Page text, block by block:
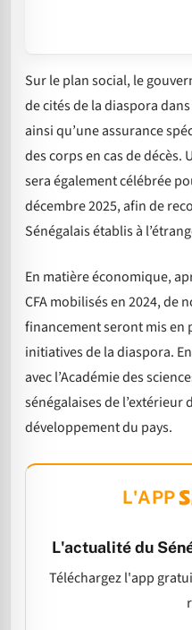
Sur le plan social, le
de cités de la diaspora
ainsi qu’une assurance
des corps en cas de décès.
sera également célébrée
décembre 2025, afin de
Sénégalais établis à
En matière économique,
CFA mobilisés en 2024, de
financement seront mis en
initiatives de la diaspora.
avec l’Académie des
sénégalaises de
développement du pays.
L'APP
L'actualité du
Téléchargez l'app